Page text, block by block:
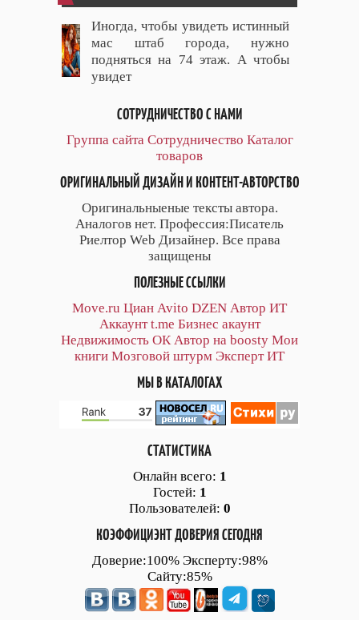
Иногда, чтобы увидеть истинный
мас штаб города, нужно
подняться на 74 этаж. А чтобы
увидет
СОТРУДНИЧЕСТВО С НАМИ
Группа сайта Сотрудничество Каталог
товаров
ОРИГИНАЛЬНЫЙ ДИЗАЙН И КОНТЕНТ-АВТОРСТВО
Оригинальныеные тексты автора.
Аналогов нет. Профессия:Писатель
Риелтор Web Дизайнер. Все права
защищены
ПОЛЕЗНЫЕ ССЫЛКИ
Move.ru Циан Avito DZEN Автор ИТ
Аккаунт t.me Бизнес акаунт
Недвижимость ОК Автор на boosty Мои
книги Мозговой штурм Эксперт ИТ
МЫ В КАТАЛОГАХ
СТАТИСТИКА
Онлайн всего: 1
Гостей: 1
Пользователей: 0
КОЭФФИЦИЭНТ ДОВЕРИЯ СЕГОДНЯ
Доверие:100% Эксперту:98%
Сайту:85%